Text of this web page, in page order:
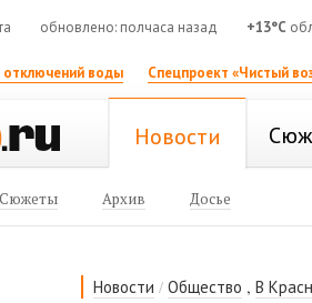
обновлено: полчаса назад +13°C
отключений воды Спецпроект «Чистый
Новости
Сюжеты Архив Досье
Новости /Общество ,В